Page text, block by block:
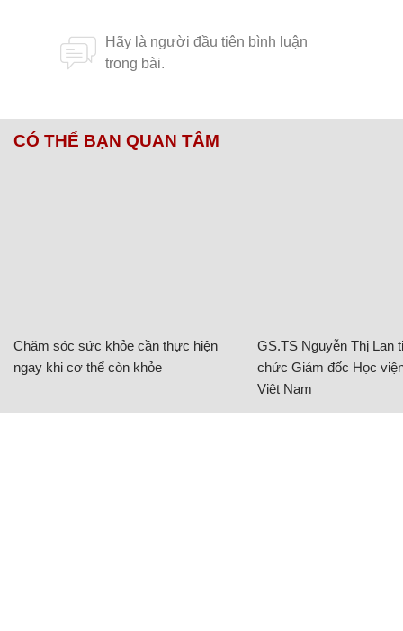
CÓ THỂ BẠN QUAN TÂM
Chăm sóc sức khỏe cần thực hiện
ngay khi cơ thể còn khỏe
GS.TS Nguyễn Thị Lan
chức Giám đốc Học
Việt Nam